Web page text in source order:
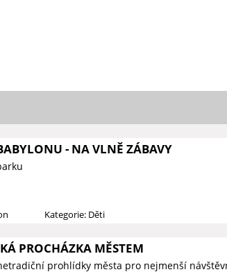
- NA VLNĚ ZÁBAVY
Kategorie: Děti
PROCHÁZKA MĚSTEM
prohlídky města pro nejmenší